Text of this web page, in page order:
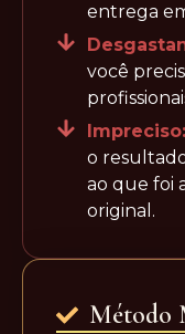
entrega
você
Impreciso:
o
ao que foi
original.
Método